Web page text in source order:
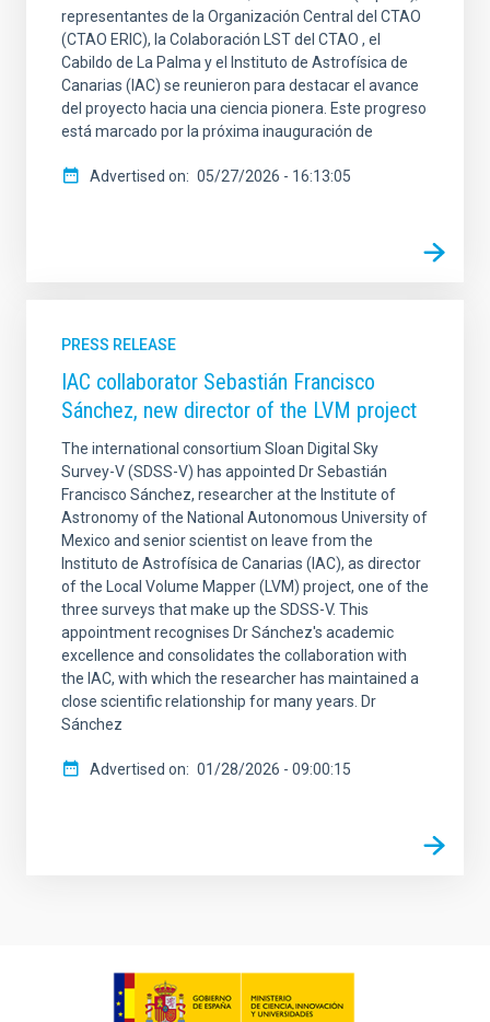
representantes de la Organización Central del CTAO
(CTAO ERIC), la Colaboración LST del CTAO , el
Cabildo de La Palma y el Instituto de Astrofísica de
Canarias (IAC) se reunieron para destacar el avance
del proyecto hacia una ciencia pionera. Este progreso
está marcado por la próxima inauguración de
Advertised on 05/27/2026 - 16:13:05
PRESS RELEASE
IAC collaborator Sebastián Francisco
Sánchez, new director of the LVM project
The international consortium Sloan Digital Sky
Survey-V (SDSS-V) has appointed Dr Sebastián
Francisco Sánchez, researcher at the Institute of
Astronomy of the National Autonomous University of
Mexico and senior scientist on leave from the
Instituto de Astrofísica de Canarias (IAC), as director
of the Local Volume Mapper (LVM) project, one of the
three surveys that make up the SDSS-V. This
appointment recognises Dr Sánchez's academic
excellence and consolidates the collaboration with
the IAC, with which the researcher has maintained a
close scientific relationship for many years. Dr
Sánchez
Advertised on 01/28/2026 - 09:00:15